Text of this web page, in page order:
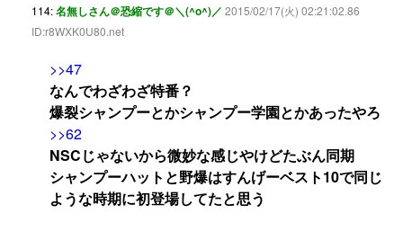
114:名無しさん＠恐縮です＠＼(^o^)／ 2015/02/17(火) 02:21:02.86
ID:r8WXK0U80.net
>>47
なんでわざわざ特番？
爆裂シャンプーとかシャンプー学園とかあったやろ
>>62
NSCじゃないから微妙な感じやけどたぶん同期
シャンプーハットと野爆はすんげーベスト10で同じ
ような時期に初登場してたと思う